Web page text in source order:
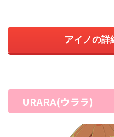
アイノの詳
URARA(ウララ)